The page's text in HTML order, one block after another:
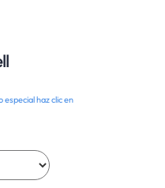
haz clic en